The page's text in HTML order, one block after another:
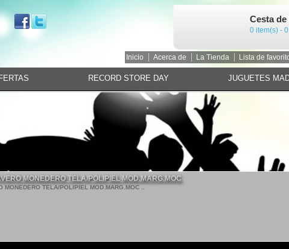
Cesta
0 item(s) -
Inicio Acerca de La Tienda Lista de
RECORD STORE DAY JUGUETES
MONEDERO TELA/POLIPIEL MOD.MARG.MOC
MONEDERO TELA/POLIPIEL MOD.MARG.MOC ..